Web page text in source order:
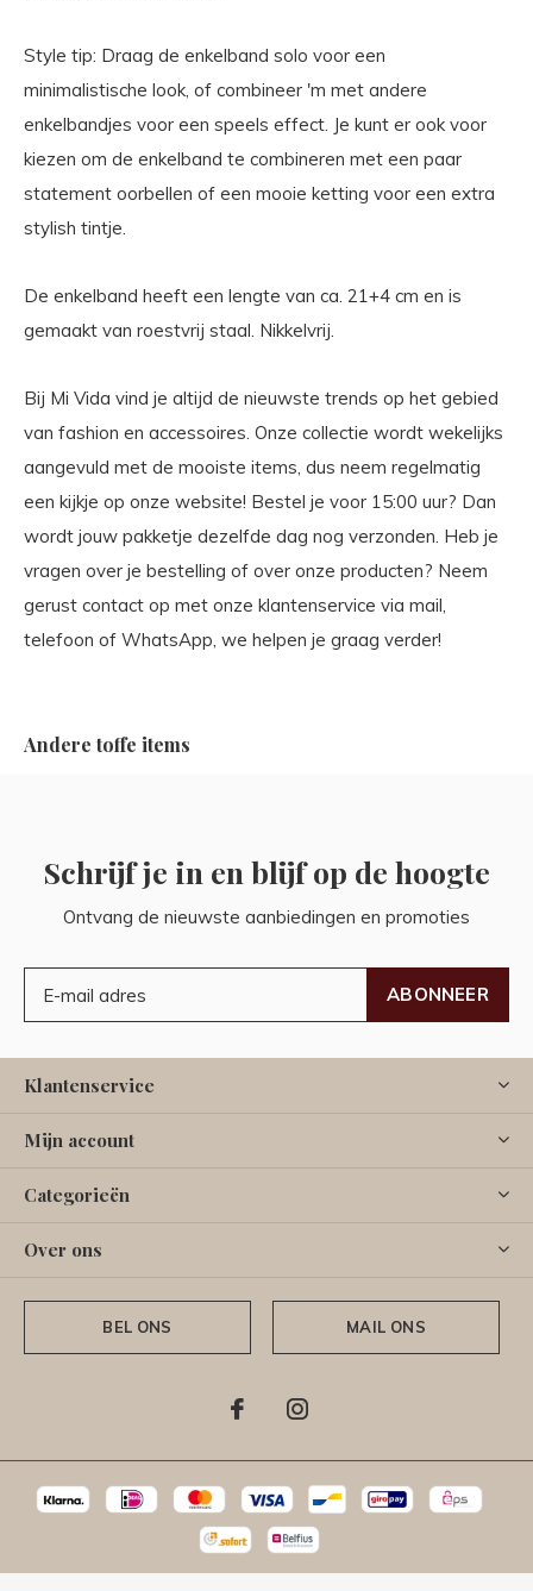
Style tip: Draag de enkelband solo voor een
minimalistische look, of combineer 'm met andere
enkelbandjes voor een speels effect. Je kunt er ook voor
kiezen om de enkelband te combineren met een paar
statement oorbellen of een mooie ketting voor een extra
stylish tintje.
De enkelband heeft een lengte van ca. 21+4 cm en is
gemaakt van roestvrij staal. Nikkelvrij.
Bij Mi Vida vind je altijd de nieuwste trends op het gebied
van fashion en accessoires. Onze collectie wordt wekelijks
aangevuld met de mooiste items, dus neem regelmatig
een kijkje op onze website! Bestel je voor 15:00 uur? Dan
wordt jouw pakketje dezelfde dag nog verzonden. Heb je
vragen over je bestelling of over onze producten? Neem
gerust contact op met onze klantenservice via mail,
telefoon of WhatsApp, we helpen je graag verder!
Andere toffe items
Schrijf je in en blijf op de hoogte
Ontvang de nieuwste aanbiedingen en promoties
ABONNEER
Klantenservice
Mijn account
Categorieën
Over ons
BEL ONS MAIL ONS